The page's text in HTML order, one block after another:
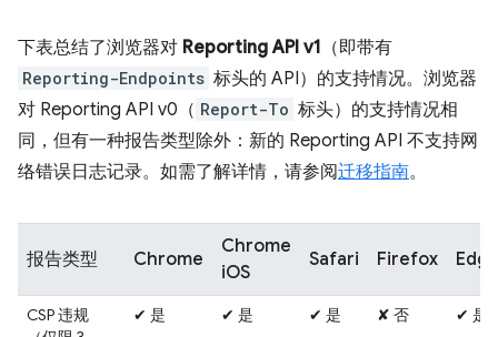
下表总结了浏览器对 Reporting API v1 （即带有
Reporting-Endpoints 标头的 API）的支持情况。浏览器
对 Reporting API v0（ Report-To 标头）的支持情况相
同，但有一种报告类型除外：新的 Reporting API 不支持网
络错误日志记录。如需了解详情，请参阅迁移指南。
报告类型 Chrome
Chrome
iOS
Safari Firefox Edge
CSP 违规
✔ 是 ✔ 是 ✔ 是 ✘ 否 ✔ 是